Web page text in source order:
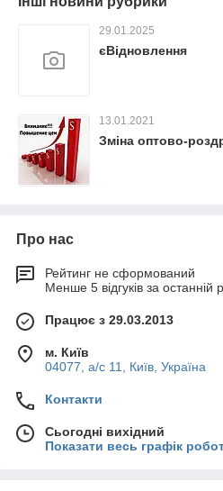
29.01.2025
єВідновлення
13.01.2021
Зміна оптово-
Про нас
Рейтинг не сформований
Менше 5 відгуків за останній
Працює з 29.03.2013
м. Київ
04077, а/с 11, Київ, Україна
Контакти
Сьогодні вихідний
Показати весь графік